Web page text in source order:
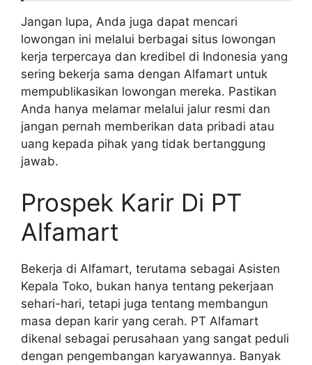
Jangan lupa, Anda juga dapat mencari
lowongan ini melalui berbagai situs lowongan
kerja terpercaya dan kredibel di Indonesia yang
sering bekerja sama dengan Alfamart untuk
mempublikasikan lowongan mereka. Pastikan
Anda hanya melamar melalui jalur resmi dan
jangan pernah memberikan data pribadi atau
uang kepada pihak yang tidak bertanggung
jawab.
Prospek Karir Di PT
Alfamart
Bekerja di Alfamart, terutama sebagai Asisten
Kepala Toko, bukan hanya tentang pekerjaan
sehari-hari, tetapi juga tentang membangun
masa depan karir yang cerah. PT Alfamart
dikenal sebagai perusahaan yang sangat peduli
dengan pengembangan karyawannya. Banyak